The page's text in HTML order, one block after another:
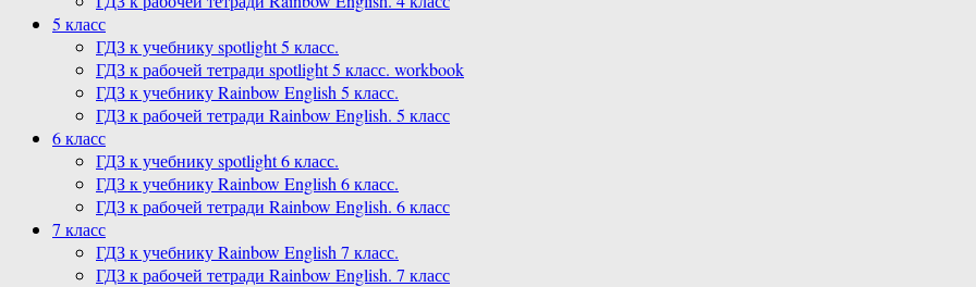
5 класс
ГДЗ к учебнику spotlight 5 класс.
ГДЗ к рабочей тетради spotlight 5 класс. workbook
ГДЗ к учебнику Rainbow English 5 класс.
ГДЗ к рабочей тетради Rainbow English. 5 класс
6 класс
ГДЗ к учебнику spotlight 6 класс.
ГДЗ к учебнику Rainbow English 6 класс.
ГДЗ к рабочей тетради Rainbow English. 6 класс
7 класс
ГДЗ к учебнику Rainbow English 7 класс.
ГДЗ к рабочей тетради Rainbow English. 7 класс